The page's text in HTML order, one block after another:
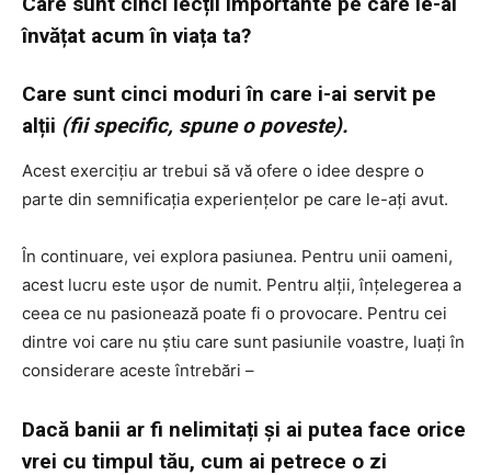
învățat acum în viața ta?
Care sunt cinci moduri în care i-ai servit pe
alții (fii specific, spune o poveste).
Acest exercițiu ar trebui să vă ofere o idee despre o
parte din semnificația experiențelor pe care le-ați avut.
În continuare, vei explora pasiunea. Pentru unii oameni,
acest lucru este ușor de numit. Pentru alții, înțelegerea a
ceea ce nu pasionează poate fi o provocare. Pentru cei
dintre voi care nu știu care sunt pasiunile voastre, luați în
considerare aceste întrebări –
Dacă banii ar fi nelimitați și ai putea face orice
vrei cu timpul tău, cum ai petrece o zi